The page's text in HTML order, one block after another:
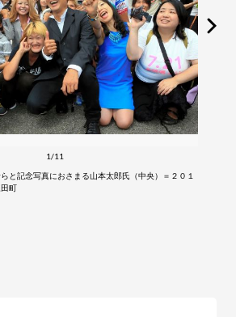
1/11
と記念写真におさまる山本太郎氏（中央）＝２０１
町